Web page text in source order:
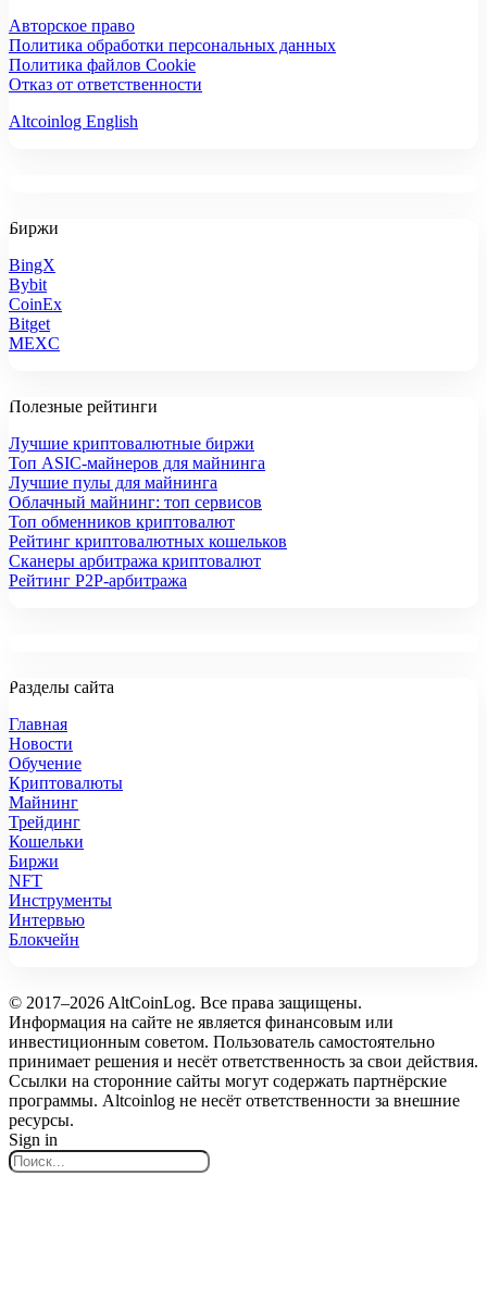
Авторское право
Политика обработки персональных данных
Политика файлов Cookie
Отказ от ответственности
Altcoinlog English
Биржи
BingX
Bybit
CoinEx
Bitget
MEXC
Полезные рейтинги
Лучшие криптовалютные биржи
Топ ASIC-майнеров для майнинга
Лучшие пулы для майнинга
Облачный майнинг: топ сервисов
Топ обменников криптовалют
Рейтинг криптовалютных кошельков
Сканеры арбитража криптовалют
Рейтинг P2P-арбитража
Разделы сайта
Главная
Новости
Обучение
Криптовалюты
Майнинг
Трейдинг
Кошельки
Биржи
NFT
Инструменты
Интервью
Блокчейн
© 2017–2026 AltCoinLog. Все права защищены.
Информация на сайте не является финансовым или
инвестиционным советом. Пользователь самостоятельно
принимает решения и несёт ответственность за свои действия.
Ссылки на сторонние сайты могут содержать партнёрские
программы. Altcoinlog не несёт ответственности за внешние
ресурсы.
Sign in